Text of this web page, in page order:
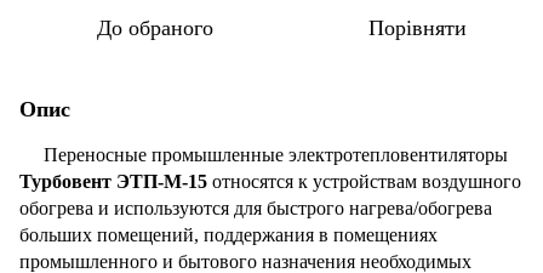
До обраного Порівняти
Опис
Переносные промышленные электротепловентиляторы
Турбовент ЭТП-М-15 относятся к устройствам воздушного
обогрева и используются для быстрого нагрева/обогрева
больших помещений, поддержания в помещениях
промышленного и бытового назначения необходимых